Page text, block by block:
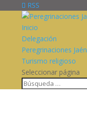
RSS
Inicio
Delegación
Peregrinaciones Jaén
Turismo religioso
Seleccionar página